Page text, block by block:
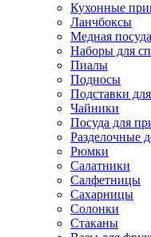
Кухонные
Ланчбоксы
Медная посуда
Наборы для
Пиалы
Подносы
Подставки
Чайники
Посуда для
Разделочные
Рюмки
Салатники
Салфетницы
Сахарницы
Солонки
Стаканы